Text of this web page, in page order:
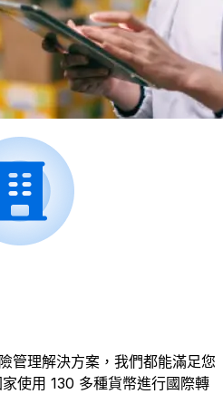
管理解決方案，我們都能滿足您
使用 130 多種貨幣進行國際轉